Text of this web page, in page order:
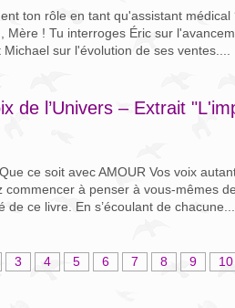
ton rôle en tant qu'assistant
Mère ! Tu interroges Éric sur
sur l'évolution de ses ventes....
de l’Univers – Extrait
ce soit avec AMOUR Vos voix
commencer à penser à vous-mêmes
ce livre. En s’écoulant de chacune...
3 4 5 6 7 8 9 10